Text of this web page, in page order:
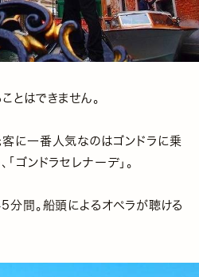
とはできません。
に一番人気なのはゴンドラに乗
ゴンドラセレナーデ」。
間。船頭によるオペラが聴ける